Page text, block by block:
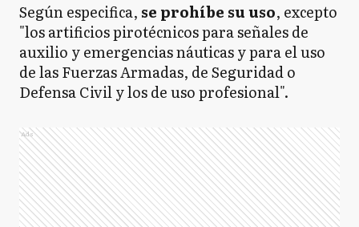
Según especifica, se prohíbe su uso, excepto
"los artificios pirotécnicos para señales de
auxilio y emergencias náuticas y para el uso
de las Fuerzas Armadas, de Seguridad o
Defensa Civil y los de uso profesional".
Ads